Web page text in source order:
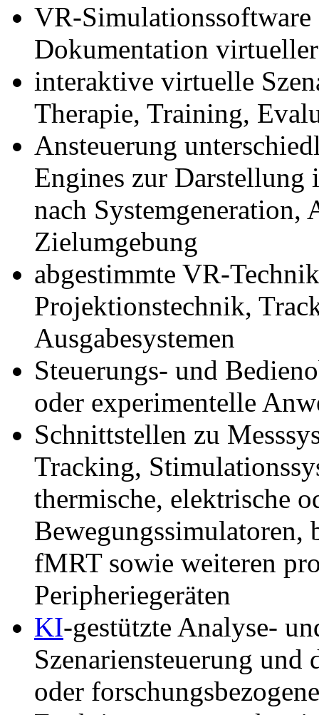
VR-
Dokumentation
interaktive virtuelle
Therapie, Training,
Ansteuerung
Engines zur Darstellung
nach Systemgeneration,
Zielumgebung
abgestimmte VR-
Projektionstechnik,
Ausgabesystemen
Steuerungs- und
oder experimentelle
Schnittstellen zu
Tracking,
thermische, elektrische
Bewegungssimulatoren,
fMRT sowie weiteren
Peripheriegeräten
KI-gestützte Analyse-
Szenariensteuerung und
oder